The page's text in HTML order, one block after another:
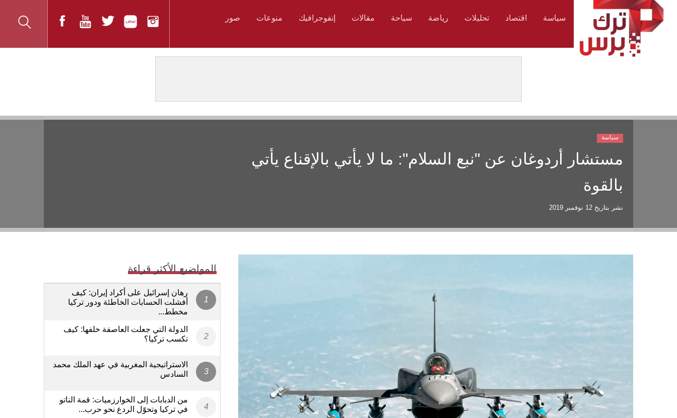
سياسة اقتصاد تحليلات رياضة سياحة مقالات إنفوجرافيك منوعات صور
مستشار أردوغان عن "نبع السلام": ما لا يأتي بالإقناع يأتي
بالقوة
نشر بتاريخ 12 نوفمبر 2019
سياسة
المواضيع الأكثر قراءة
رهان إسرائيل على أكراد إيران: كيف
أفشلت الحسابات الخاطئة ودور تركيا
مخطط...
الدولة التي جعلت العاصفة خلفها: كيف
تكسب تركيا؟
الاستراتيجية المغربية في عهد الملك محمد
السادس
من الدبابات إلى الخوارزميات: قمة الناتو
في تركيا وتحوّل الردع نحو حرب...